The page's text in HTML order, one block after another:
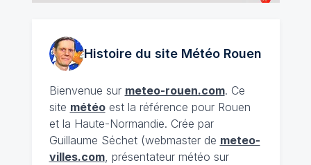
Histoire du site Météo Rouen
Bienvenue sur meteo-rouen.com. Ce
site météoest la référence pour Rouen
et la Haute-Normandie. Crée par
Guillaume Séchet (webmaster de meteo-
villes.com, présentateur météo sur